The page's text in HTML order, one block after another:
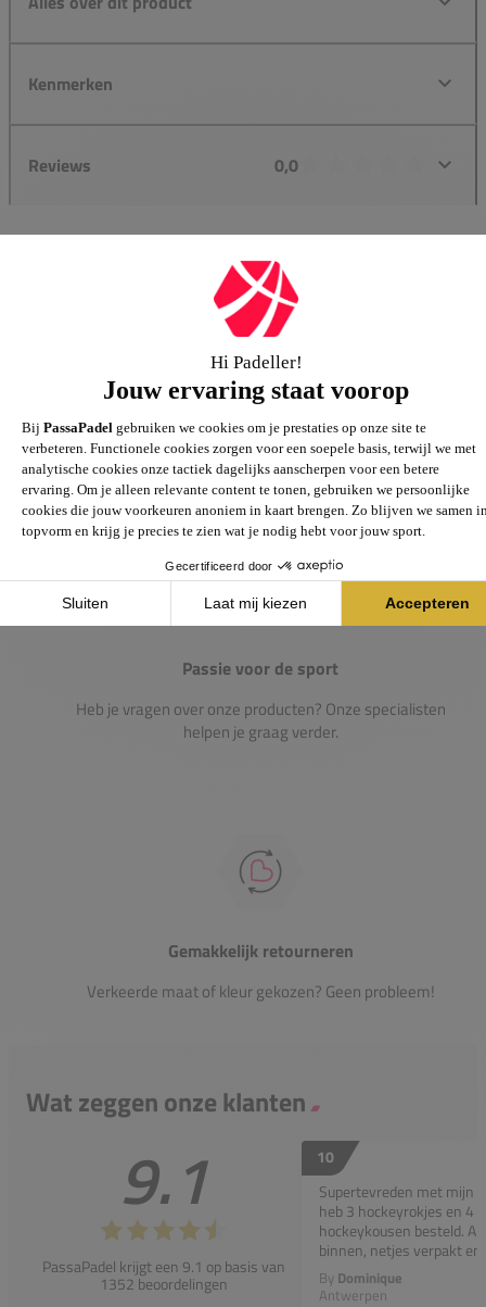
Kenmerken
Reviews 0,0
Groot assortiment
Gigantisch assortiment met meer dan 21.000+
artikelen
Passie voor de sport
Heb je vragen over onze producten? Onze specialisten
helpen je graag verder.
Gemakkelijk retourneren
Verkeerde maat of kleur gekozen? Geen probleem!
Wat zeggen onze klanten
9.1
PassaPadel krijgt een 9.1 op basis van
1352 beoordelingen
10
Supertevreden met mijn
heb 3 hockeyrokjes en 4
hockeykousen besteld.
binnen, netjes verpakt
By Dominique
Antwerpen